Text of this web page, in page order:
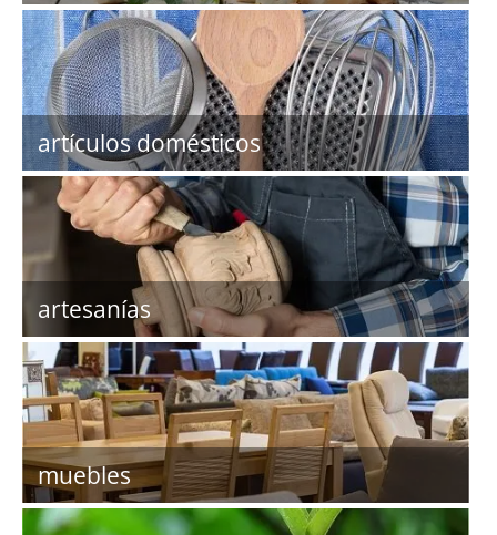
artículos domésticos
artesanías
muebles